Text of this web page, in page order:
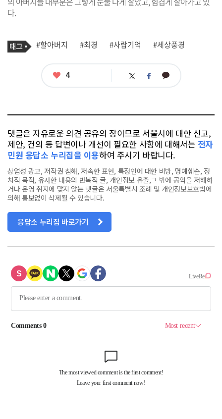
다.
기
사
태
그
#할아버지 #최경 #사람기억 #세상풍경
좋
4 트 페 카
댓글은 자유로운 의견 공유의 장이므로 서울시에 대한 신고,
제안, 건의 등 답변이나 개선이 필요한 사항에 대해서는 전자
민원 응답소 누리집을 이용하여 주시기 바랍니다.
상업성 광고, 저작권 침해, 저속한 표현, 특정인에 대한 비방, 명예훼손, 정
치적 목적, 유사한 내용의 반복적 글, 개인정보 유출,그 밖에 공익을 저해하
거나 운영 취지에 맞지 않는 댓글은 서울특별시 조례 및 개인정보보호법에
의해 통보없이 삭제될 수 있습니다.
응답소 누리집 바로가기